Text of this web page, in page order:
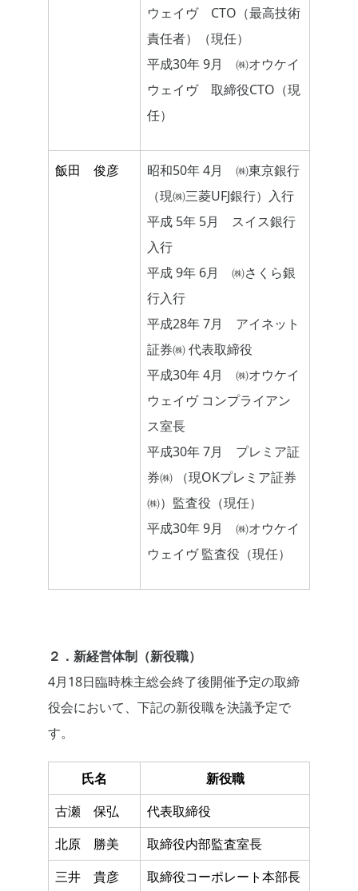
ウェイヴ CTO（最高技術
責任者）（現任）
平成30年 9月 ㈱オウケイ
ウェイヴ 取締役CTO（現
任）
飯田 俊彦
昭和50年 4月 ㈱東京銀行
（現㈱三菱UFJ銀行）入行
平成 5年 5月 スイス銀行
入行
平成 9年 6月 ㈱さくら銀
行入行
平成28年 7月 アイネット
証券㈱ 代表取締役
平成30年 4月 ㈱オウケイ
ウェイヴ コンプライアン
ス室長
平成30年 7月 プレミア証
券㈱ （現OKプレミア証券
㈱）監査役（現任）
平成30年 9月 ㈱オウケイ
ウェイヴ 監査役（現任）
２．新経営体制（新役職）
4月18日臨時株主総会終了後開催予定の取締
役会において、下記の新役職を決議予定で
す。
氏名
新役職
古瀬 保弘
代表取締役
北原 勝美
取締役内部監査室長
三井 貴彦
取締役コーポレート本部長